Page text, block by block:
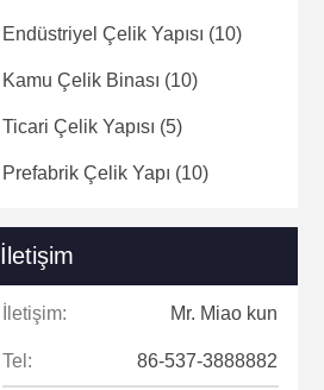
Endüstriyel Çelik Yapısı (10)
Kamu Çelik Binası (10)
Ticari Çelik Yapısı (5)
Prefabrik Çelik Yapı (10)
İletişim
İletişim: Mr. Miao kun
Tel: 86-537-3888882